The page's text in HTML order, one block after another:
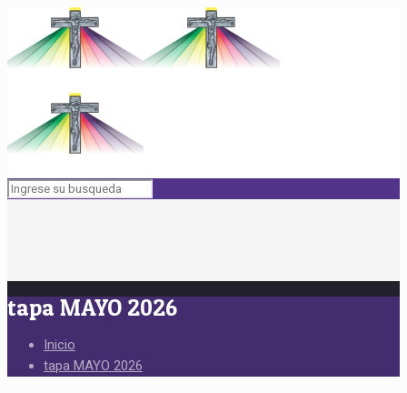
tapa MAYO 2026
Inicio
tapa MAYO 2026